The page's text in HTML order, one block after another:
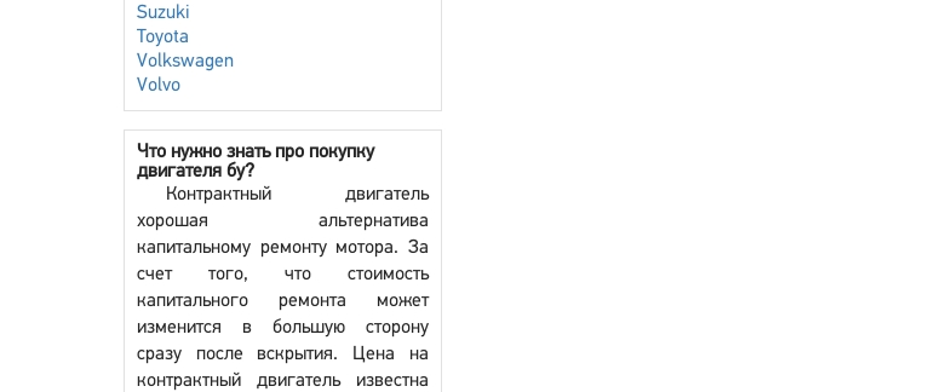
Suzuki
Toyota
Volkswagen
Volvo
Что нужно знать про покупку
двигателя бу?
Контрактный двигатель
хорошая альтернатива
капитальному ремонту мотора. За
счет того, что стоимость
капитального ремонта может
изменится в большую сторону
сразу после вскрытия. Цена на
контрактный двигатель известна